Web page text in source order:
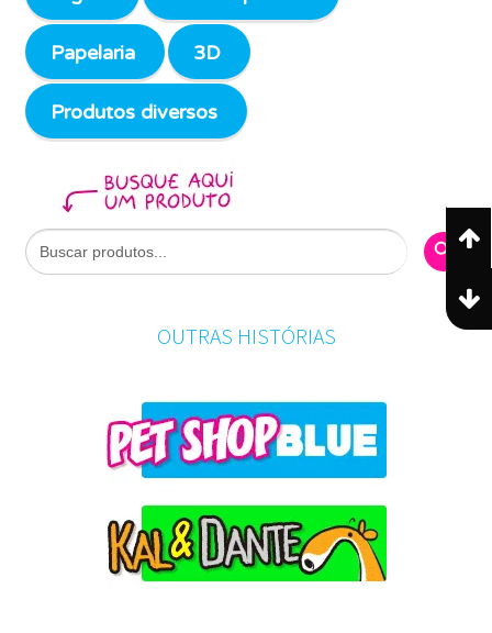
Papelaria 3D
Produtos diversos
Search
for:
Search
OUTRAS HISTÓRIAS